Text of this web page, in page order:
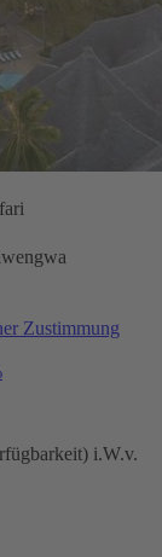
Zustimmung
i.W.v.